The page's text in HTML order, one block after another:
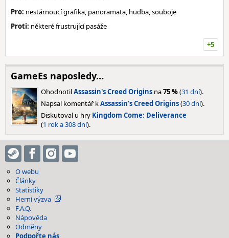
Pro: nestárnoucí grafika, panoramata, hudba, souboje
Proti: některé frustrující pasáže
+5
GameEs naposledy…
OhodnotilAssassin's Creed Origins na75 %(31 dní).
Napsal komentář kAssassin's Creed Origins(30 dní).
Diskutoval u hry Kingdom Come: Deliverance
(1 rok a 308 dní).
O webu
Články
Statistiky
Herní výzva
F.A.Q.
Nápověda
Odměny
Podpořte nás